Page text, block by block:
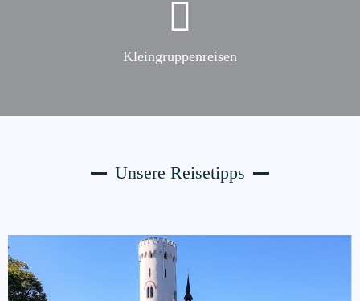
Kleingruppenreisen
Unsere Reisetipps